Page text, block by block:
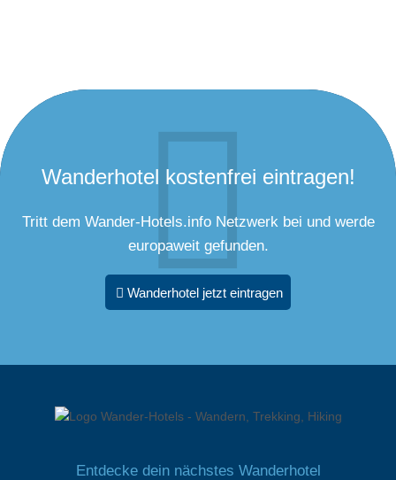
Wanderhotel kostenfrei eintragen!
Tritt dem Wander-Hotels.info Netzwerk bei und werde
europaweit gefunden.
Wanderhotel jetzt eintragen
Entdecke dein nächstes Wanderhotel